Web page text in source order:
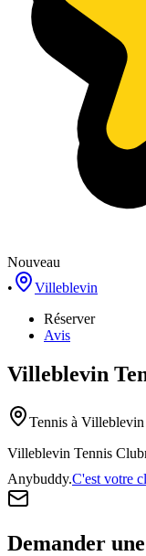
Nouveau
•
Villeblevin
Réserver
Avis
Villeblevin
Tennis à Villeblevin
Villeblevin Tennis Club
Anybuddy.C'est votre
Demander